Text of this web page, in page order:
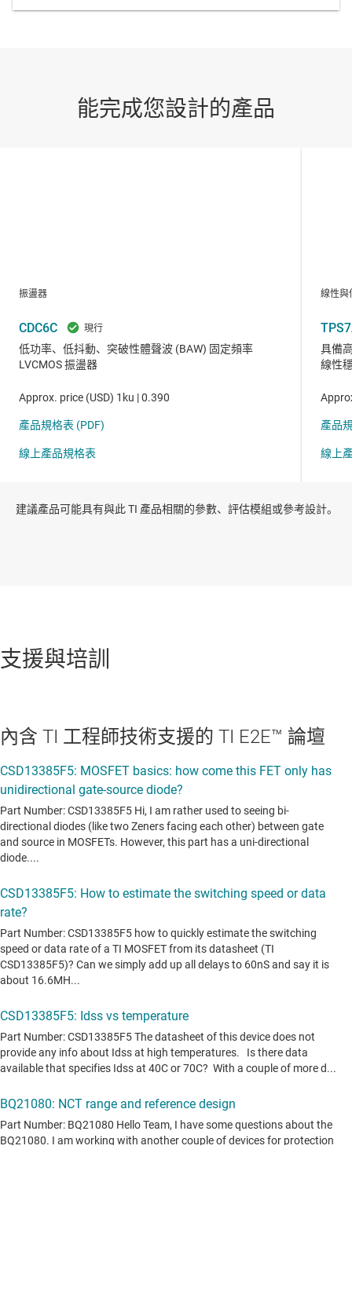
建議產品可能具有與此 TI 產品相關的參數、評估模組或參考設計。
支援與培訓
內含 TI 工程師技術支援的 TI E2E™ 論壇